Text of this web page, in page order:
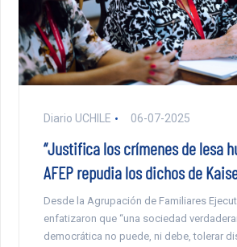
Diario UCHILE 06-07-2025
“Justifica los crímenes de lesa
AFEP repudia los dichos de
Desde la Agrupación de Familiares
enfatizaron que “una sociedad
democrática no puede, ni debe, tolerar